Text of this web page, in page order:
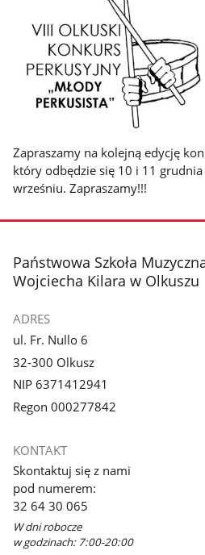
Zapraszamy na kolejną edycję
który odbędzie się 10 i 11 grudnia
wrześniu. Zapraszamy!!!
stopka
Państwowa Szkoła
Wojciecha Kilara w Olkuszu
ADRES
ul. Fr. Nullo 6
32-300 Olkusz
NIP 6371412941
Regon 000277842
KONTAKT
Skontaktuj się z nami
pod numerem:
32 64 30 065
W dni robocze
w godzinach: 7:00-20:00